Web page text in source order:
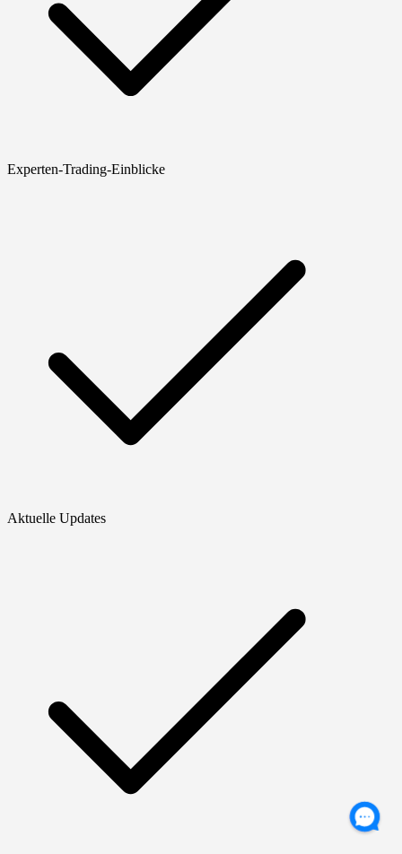
Experten-Trading-Einblicke
Aktuelle Updates